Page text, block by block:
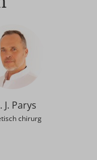
J. Parys
chirurg